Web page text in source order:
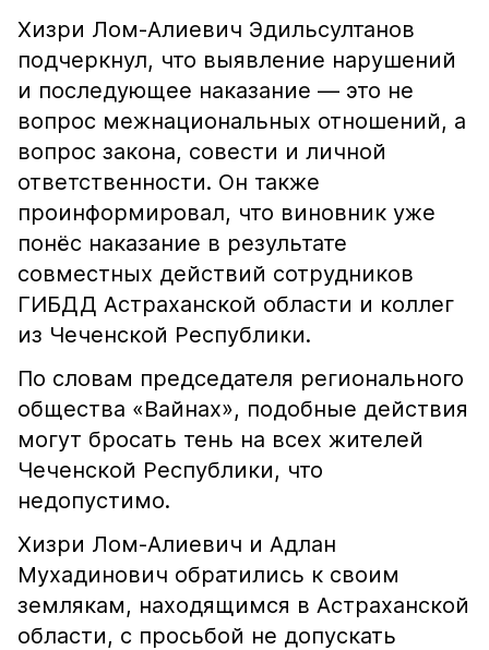
Хизри Лом-Алиевич Эдильсултанов
подчеркнул, что выявление нарушений
и последующее наказание — это не
вопрос межнациональных отношений, а
вопрос закона, совести и личной
ответственности. Он также
проинформировал, что виновник уже
понёс наказание в результате
совместных действий сотрудников
ГИБДД Астраханской области и коллег
из Чеченской Республики.
По словам председателя регионального
общества «Вайнах», подобные действия
могут бросать тень на всех жителей
Чеченской Республики, что
недопустимо.
Хизри Лом-Алиевич и Адлан
Мухадинович обратились к своим
землякам, находящимся в Астраханской
области, с просьбой не допускать